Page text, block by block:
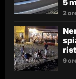
5
2
9